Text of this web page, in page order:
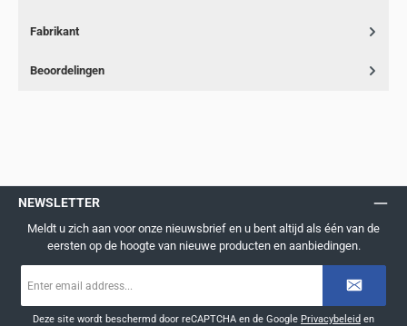
Fabrikant
Beoordelingen
NEWSLETTER
Meldt u zich aan voor onze nieuwsbrief en u bent altijd als één van de
eersten op de hoogte van nieuwe producten en aanbiedingen.
mailadres
Deze site wordt beschermd door reCAPTCHA en de Google Privacybeleid en